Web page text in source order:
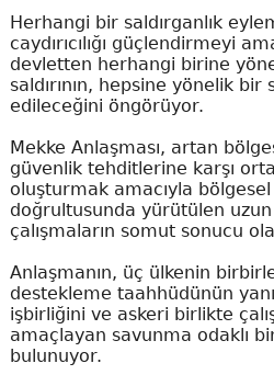
Herhangi bir saldırganlık
caydırıcılığı güçlendirmeyi
devletten herhangi birine
saldırının, hepsine yönelik bir
edileceğini öngörüyor.
Mekke Anlaşması, artan
güvenlik tehditlerine karşı
oluşturmak amacıyla
doğrultusunda yürütülen
çalışmaların somut sonucu
Anlaşmanın, üç ülkenin
destekleme taahhüdünün
işbirliğini ve askeri birlikte
amaçlayan savunma odaklı
bulunuyor.